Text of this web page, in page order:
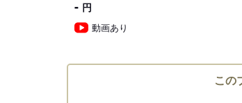
- 円
動画あり
この